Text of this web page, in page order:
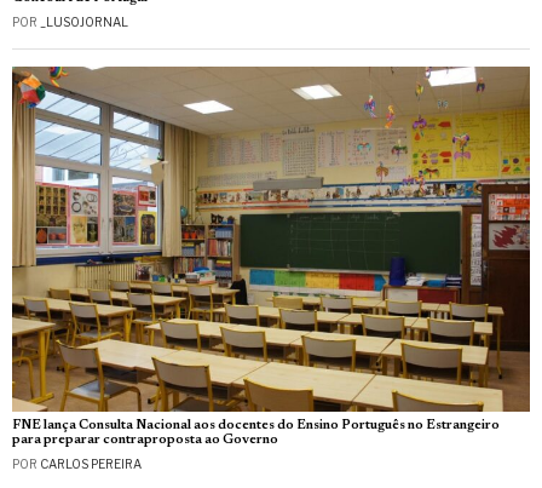
POR _LUSOJORNAL
FNE lança Consulta Nacional aos docentes do Ensino Português no Estrangeiro
para preparar contraproposta ao Governo
POR CARLOS PEREIRA